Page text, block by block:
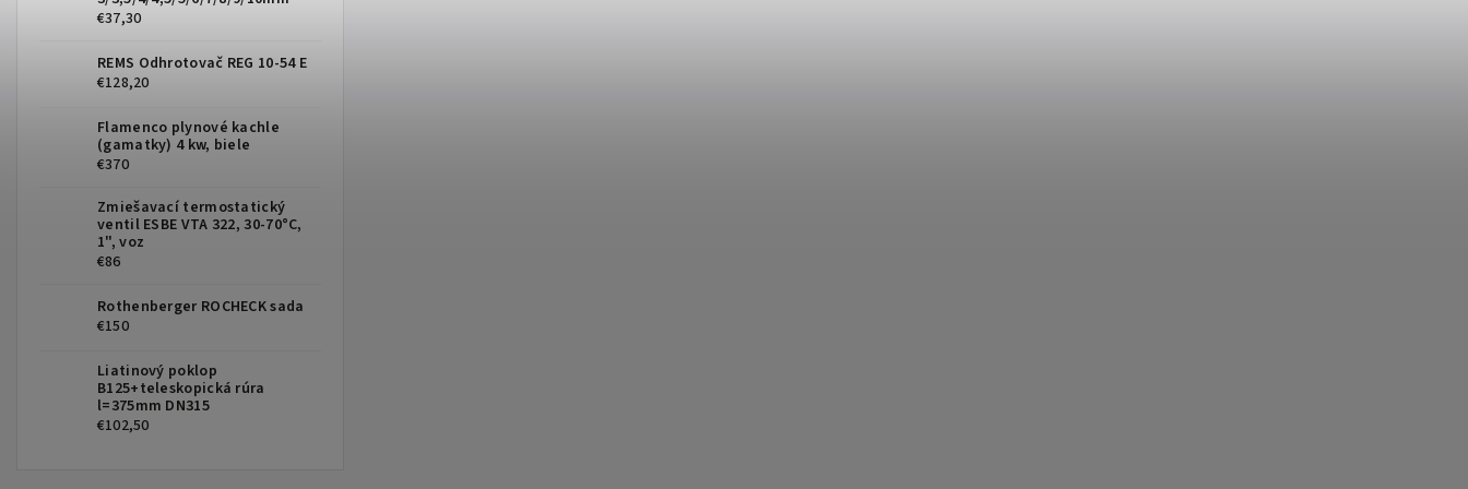
€37,30
REMS Odhrotovač REG 10-54 E
€128,20
Flamenco plynové kachle
(gamatky) 4 kw, biele
€370
Zmiešavací termostatický
ventil ESBE VTA 322, 30-70°C,
1", voz
€86
Rothenberger ROCHECK sada
€150
Liatinový poklop
B125+teleskopická rúra
l=375mm DN315
€102,50